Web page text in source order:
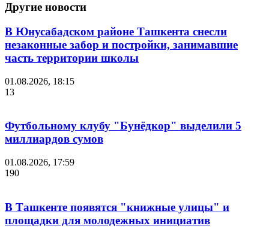
Другие новости
В Юнусабадском районе Ташкента снесли
незаконные забор и постройки, занимавшие
часть территории школы
01.08.2026, 18:15
13
Футбольному клубу "Бунёдкор" выделили 5
миллиардов сумов
01.08.2026, 17:59
190
В Ташкенте появятся "книжные улицы" и
площадки для молодежных инициатив